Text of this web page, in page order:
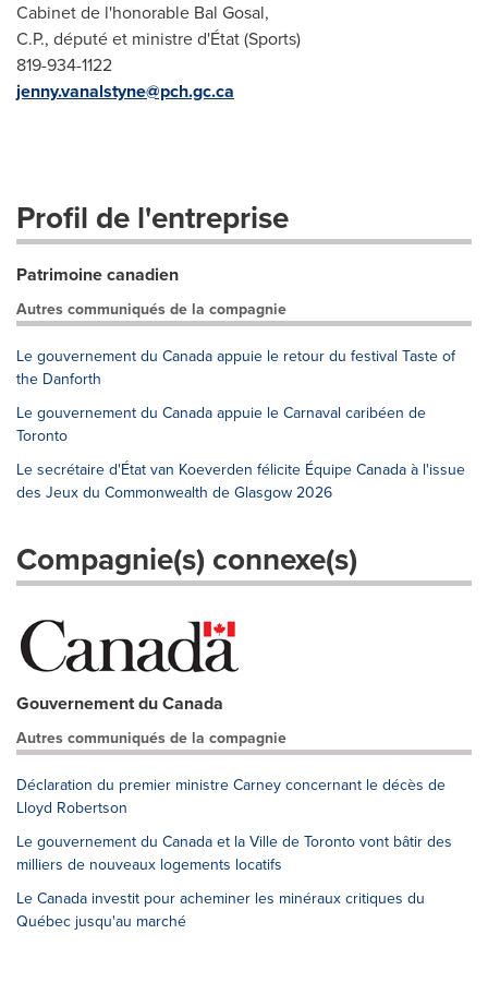
Cabinet de l'honorable Bal Gosal,
C.P., député et ministre d'État (Sports)
819-934-1122
jenny.vanalstyne@pch.gc.ca
Profil de l'entreprise
Patrimoine canadien
Autres communiqués de la compagnie
Le gouvernement du Canada appuie le retour du festival Taste of
the Danforth
Le gouvernement du Canada appuie le Carnaval caribéen de
Toronto
Le secrétaire d'État van Koeverden félicite Équipe Canada à l'issue
des Jeux du Commonwealth de Glasgow 2026
Compagnie(s) connexe(s)
Gouvernement du Canada
Autres communiqués de la compagnie
Déclaration du premier ministre Carney concernant le décès de
Lloyd Robertson
Le gouvernement du Canada et la Ville de Toronto vont bâtir des
milliers de nouveaux logements locatifs
Le Canada investit pour acheminer les minéraux critiques du
Québec jusqu'au marché